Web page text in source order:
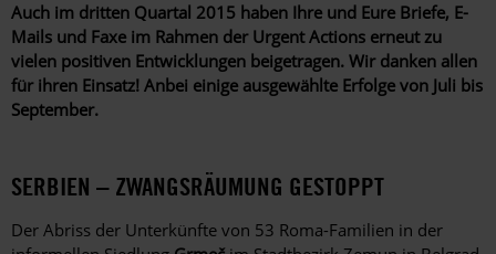
Auch im dritten Quartal 2015 haben Ihre und Eure Briefe, E-
Mails und Faxe im Rahmen der Urgent Actions erneut zu
vielen positiven Entwicklungen beigetragen. Wir danken allen
für ihren Einsatz! Anbei einige ausgewählte Erfolge von Juli bis
September.
SERBIEN – ZWANGSRÄUMUNG GESTOPPT
Der Abriss der Unterkünfte von 53 Roma-Familien in der